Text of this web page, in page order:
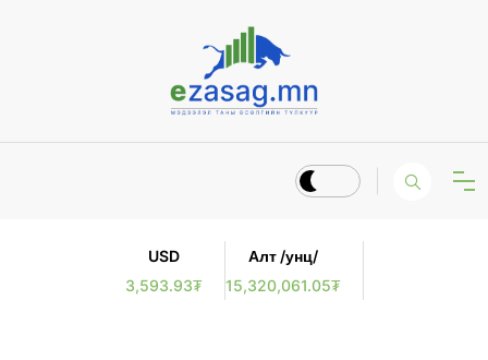
USD
3,593.93₮
Алт /унц/
15,320,061.05₮